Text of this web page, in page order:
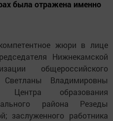
была отражена именно
жюри в лице
Нижнекамской
общероссийского
Владимировны
Центра образования
района Резеды
заслуженного работника